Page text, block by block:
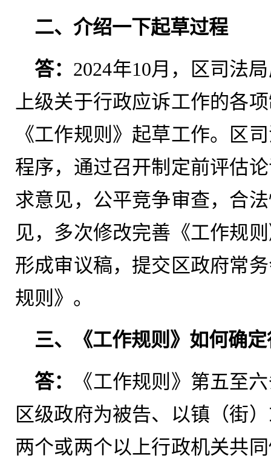
二、介绍一下起草过程
答： 2024年10月，区司法
上级关于行政应诉工作的各
《工作规则》起草工作。区
程序，通过召开制定前评估
求意见，公平竞争审查，合
见，多次修改完善《工作规
形成审议稿，提交区政府常
规则》。
三、《工作规则》如何确
答：
《工作规则》第五至
区级政府为被告、以镇（街
两个或两个以上行政机关共